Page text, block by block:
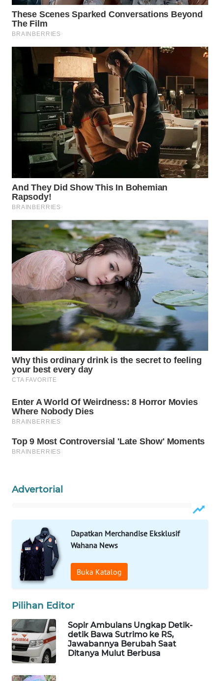
Advertorial
Dapatkan Merchandise Eksklusif
Wahana News
Buka Katalog
Pilihan Editor
Sopir Ambulans Ungkap Detik-
detik Bawa Sutrimo ke RS,
Jawabannya Berubah Saat
Ditanya Mulut Berbusa
WN
PRIANGAN
TIMUR
WN
SEMARANG
WN
BOROBUDUR
WN
MADURA
WN
SURABAYA
WN
NATUNA
WN
BINTAN
WN
MANDALIKA
LIKUPANG
WN
WN
Wahana
WAHANA
WAHANA
TANI
WAHANA
ADVOKAT
WAHANA
WAHANA
KONSUMEN
WAHANA